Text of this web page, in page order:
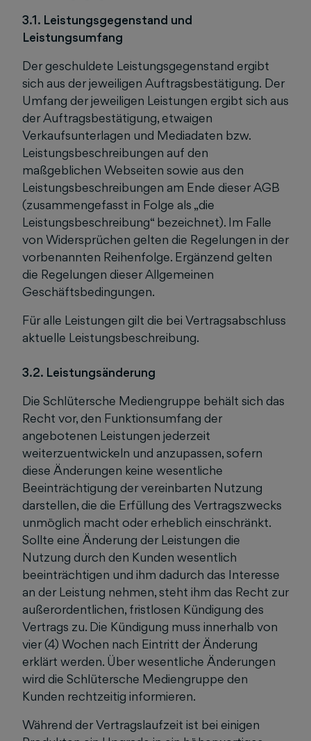
3.1. Leistungsgegenstand und
Leistungsumfang
Der geschuldete Leistungsgegenstand ergibt
sich aus der jeweiligen Auftragsbestätigung. Der
Umfang der jeweiligen Leistungen ergibt sich aus
der Auftragsbestätigung, etwaigen
Verkaufsunterlagen und Mediadaten bzw.
Leistungsbeschreibungen auf den
maßgeblichen Webseiten sowie aus den
Leistungsbeschreibungen am Ende dieser AGB
(zusammengefasst in Folge als „die
Leistungsbeschreibung“ bezeichnet). Im Falle
von Widersprüchen gelten die Regelungen in der
vorbenannten Reihenfolge. Ergänzend gelten
die Regelungen dieser Allgemeinen
Geschäftsbedingungen.
Für alle Leistungen gilt die bei Vertragsabschluss
aktuelle Leistungsbeschreibung.
3.2. Leistungsänderung
Die Schlütersche Mediengruppe behält sich das
Recht vor, den Funktionsumfang der
angebotenen Leistungen jederzeit
weiterzuentwickeln und anzupassen, sofern
diese Änderungen keine wesentliche
Beeinträchtigung der vereinbarten Nutzung
darstellen, die die Erfüllung des Vertragszwecks
unmöglich macht oder erheblich einschränkt.
Sollte eine Änderung der Leistungen die
Nutzung durch den Kunden wesentlich
beeinträchtigen und ihm dadurch das Interesse
an der Leistung nehmen, steht ihm das Recht zur
außerordentlichen, fristlosen Kündigung des
Vertrags zu. Die Kündigung muss innerhalb von
vier (4) Wochen nach Eintritt der Änderung
erklärt werden. Über wesentliche Änderungen
wird die Schlütersche Mediengruppe den
Kunden rechtzeitig informieren.
Während der Vertragslaufzeit ist bei einigen